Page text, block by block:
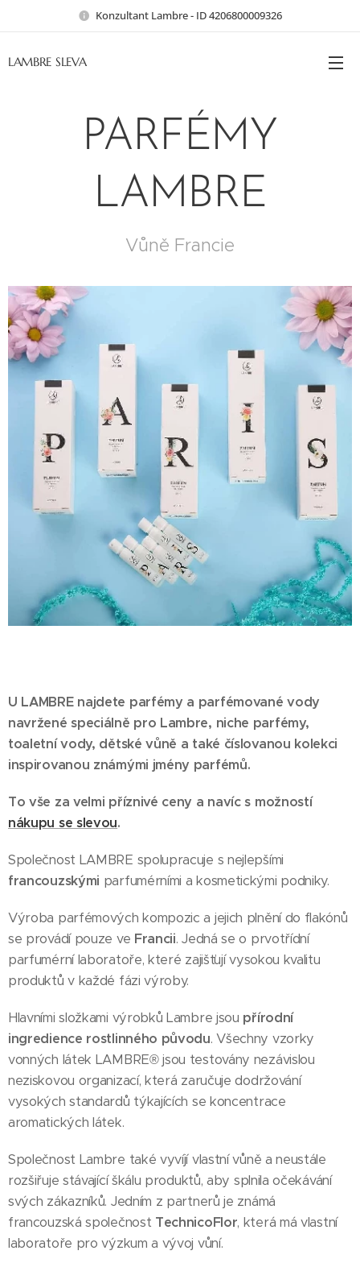
Konzultant Lambre - ID 4206800009326
LAMBRE SLEVA
PARFÉMY
LAMBRE
Vůně Francie
U LAMBRE najdete parfémy a parfémované vody
navržené speciálně pro Lambre, niche parfémy,
toaletní vody, dětské vůně a také číslovanou kolekci
inspirovanou známými jmény parfémů.
To vše za velmi příznivé ceny a navíc s možností
nákupu se slevou.
Společnost LAMBRE spolupracuje s nejlepšími
francouzskými parfumérními a kosmetickými podniky.
Výroba parfémových kompozic a jejich plnění do flakónů
se provádí pouze ve Francii. Jedná se o prvotřídní
parfumérní laboratoře, které zajišťují vysokou kvalitu
produktů v každé fázi výroby.
Hlavními složkami výrobků Lambre jsou přírodní
ingredience rostlinného původu. Všechny vzorky
vonných látek LAMBRE® jsou testovány nezávislou
neziskovou organizací, která zaručuje dodržování
vysokých standardů týkajících se koncentrace
aromatických látek.
Společnost Lambre také vyvíjí vlastní vůně a neustále
rozšiřuje stávající škálu produktů, aby splnila očekávání
svých zákazníků. Jedním z partnerů je známá
francouzská společnost TechnicoFlor, která má vlastní
laboratoře pro výzkum a vývoj vůní.